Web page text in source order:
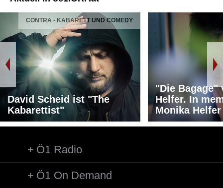
CONTRA - KABARETT UND COMEDY
David Scheid ist "The
Kabarettist"
"Die Bagage"
Helfer. In
Monika Helfer
Ö1 Radio
Ö1 On Demand